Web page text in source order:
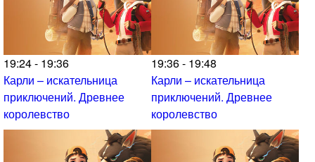
19:24 - 19:36
Карли – искательница
приключений. Древнее
королевство
19:36 - 19:48
Карли – искательница
приключений. Древнее
королевство